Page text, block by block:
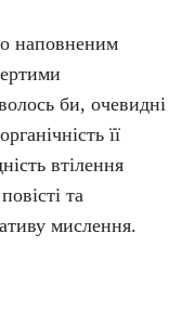
наповненим
би, очевидні
її
втілення
та
мислення.